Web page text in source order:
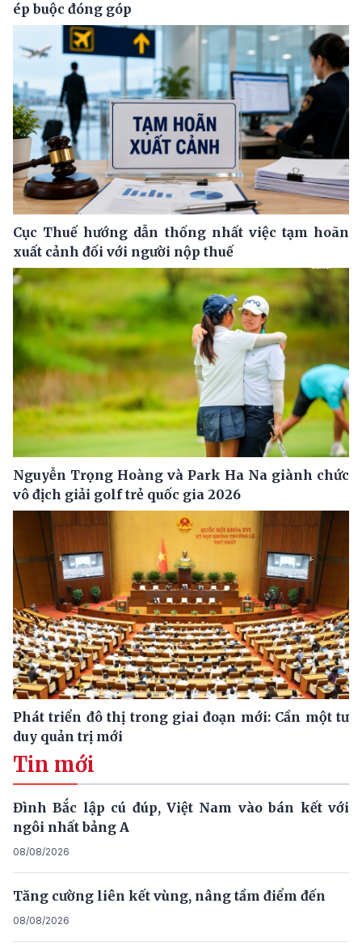
ép buộc đóng góp
Cục Thuế hướng dẫn thống nhất việc tạm hoãn
xuất cảnh đối với người nộp thuế
Nguyễn Trọng Hoàng và Park Ha Na giành chức
vô địch giải golf trẻ quốc gia 2026
Phát triển đô thị trong giai đoạn mới: Cần một tư
duy quản trị mới
Tin mới
Đình Bắc lập cú đúp, Việt Nam vào bán kết với
ngôi nhất bảng A
08/08/2026
Tăng cường liên kết vùng, nâng tầm điểm đến
08/08/2026